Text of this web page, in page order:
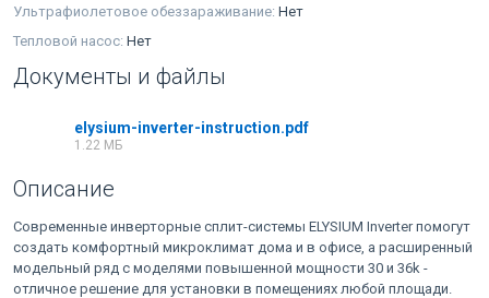
Ультрафиолетовое обеззараживание: Нет
Тепловой насос: Нет
Документы и файлы
elysium-inverter-instruction.pdf
1.22 МБ
Описание
Современные инверторные сплит-системы ELYSIUM Inverter помогут
создать комфортный микроклимат дома и в офисе, а расширенный
модельный ряд с моделями повышенной мощности 30 и 36k -
отличное решение для установки в помещениях любой площади.